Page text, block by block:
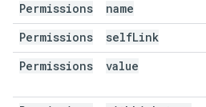
Permissions name
Permissions
selfLink
Permissions value